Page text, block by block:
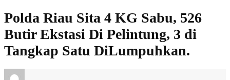
Polda Riau Sita 4 KG Sabu, 526
Butir Ekstasi Di Pelintung, 3 di
Tangkap Satu DiLumpuhkan.